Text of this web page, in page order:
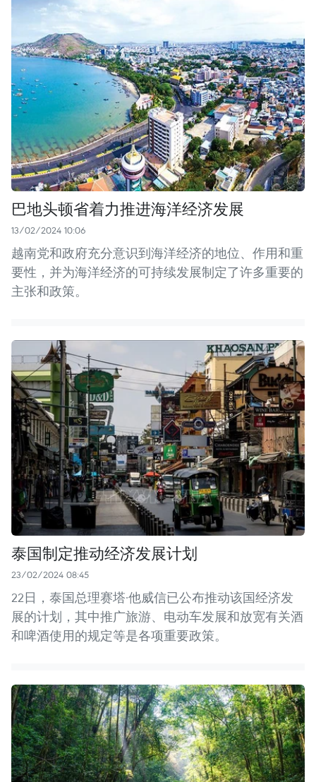
巴地头顿省着力推进海洋经济发展
13/02/2024 10:06
越南党和政府充分意识到海洋经济的地位、作用和重
要性，并为海洋经济的可持续发展制定了许多重要的
主张和政策。
泰国制定推动经济发展计划
23/02/2024 08:45
22日，泰国总理赛塔·他威信已公布推动该国经济发
展的计划，其中推广旅游、电动车发展和放宽有关酒
和啤酒使用的规定等是各项重要政策。